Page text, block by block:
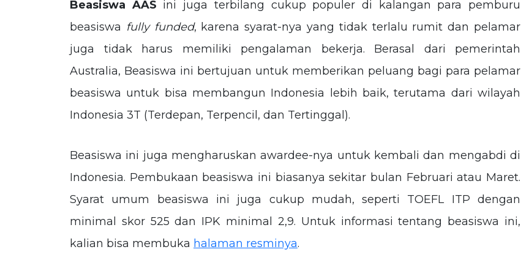
Beasiswa AAS ini juga terbilang cukup populer di kalangan para pemburu
beasiswa fully funded, karena syarat-nya yang tidak terlalu rumit dan pelamar
juga tidak harus memiliki pengalaman bekerja. Berasal dari pemerintah
Australia, Beasiswa ini bertujuan untuk memberikan peluang bagi para pelamar
beasiswa untuk bisa membangun Indonesia lebih baik, terutama dari wilayah
Indonesia 3T (Terdepan, Terpencil, dan Tertinggal).
Beasiswa ini juga mengharuskan awardee-nya untuk kembali dan mengabdi di
Indonesia. Pembukaan beasiswa ini biasanya sekitar bulan Februari atau Maret.
Syarat umum beasiswa ini juga cukup mudah, seperti TOEFL ITP dengan
minimal skor 525 dan IPK minimal 2,9. Untuk informasi tentang beasiswa ini,
kalian bisa membuka halaman resminya.